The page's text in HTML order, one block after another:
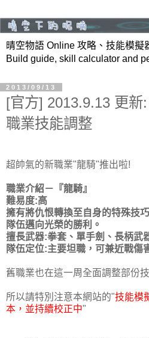
晴空物語 Online 攻略、技能模擬
Build guide, skill calculator and
2013/09/13
[官方] 2013.9.13 更新
職業技能調整
超帥氣的新職業"龍騎"推出啦!
職業介紹－『龍騎』
難易度:高
擁有將仇恨轉換至自身的特殊技
隊伍邁向光榮的勝利。
擅長武器:拳套、單手劍、長柄武
隊伍定位:主要坦職，可兼近戰傷
舊職業也在這一周全面調整部份技
所以請特別注意本網站的"技能模
本，並持續校正中"